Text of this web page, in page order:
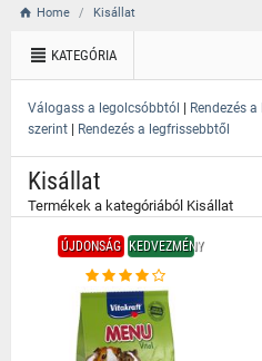
Home Kisállat
KATEGÓRIA
Válogass a legolcsóbbtól | Rendezés
szerint | Rendezés a legfrissebbtől
Kisállat
Termékek a kategóriából Kisállat
ÚJDONSÁG KEDVEZMÉNY